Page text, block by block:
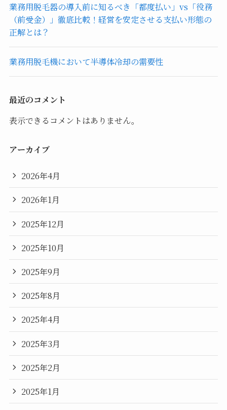
業務用脱毛器の導入前に知るべき「都度払い」vs「役務
（前受金）」徹底比較！経営を安定させる支払い形態の
正解とは？
業務用脱毛機において半導体冷却の需要性
最近のコメント
表示できるコメントはありません。
アーカイブ
2026年4月
2026年1月
2025年12月
2025年10月
2025年9月
2025年8月
2025年4月
2025年3月
2025年2月
2025年1月